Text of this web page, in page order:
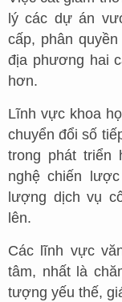
lý các dự án
cấp, phân
địa phương hai
hơn.
Lĩnh vực khoa
chuyển đổi số
trong phát triển
nghệ chiến
lượng dịch vụ
lên.
Các lĩnh vực
tâm, nhất là
tượng yếu thế,